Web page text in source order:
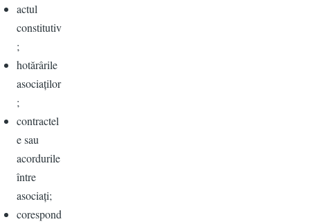
actul
constitutiv
;
hotărârile
asociaților
;
contractel
e sau
acordurile
între
asociați;
corespond